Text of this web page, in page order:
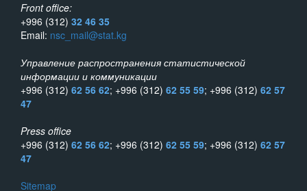
Front office:
+996 (312) 32 46 35
Email: nsc_mail@stat.kg
Управление распространения статистической
информации и коммуникации
+996 (312) 62 56 62; +996 (312) 62 55 59; +996 (312) 62 57
47
Press office
+996 (312) 62 56 62; +996 (312) 62 55 59; +996 (312) 62 57
47
Sitemap